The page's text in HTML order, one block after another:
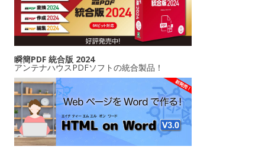
瞬簡PDF 統合版 2024
アンテナハウスPDFソフトの統合製品！